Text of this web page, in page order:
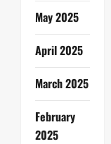
May 2025
April 2025
March 2025
February
2025